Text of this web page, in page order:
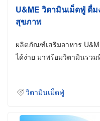
U&ME วิตามินเม็ดฟู่ ดื่
สุขภาพ
ผลิตภัณฑ์เสริมอาหาร
ได้ง่าย มาพร้อมวิตามินรวม
วิตามินเม็ดฟู่